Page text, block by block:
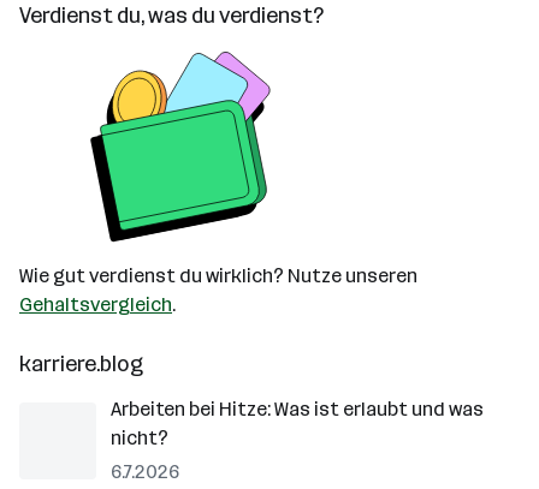
Verdienst du, was du verdienst?
Wie gut verdienst du wirklich? Nutze unseren
Gehaltsvergleich.
karriere.blog
Arbeiten bei Hitze: Was ist erlaubt und was
nicht?
6.7.2026